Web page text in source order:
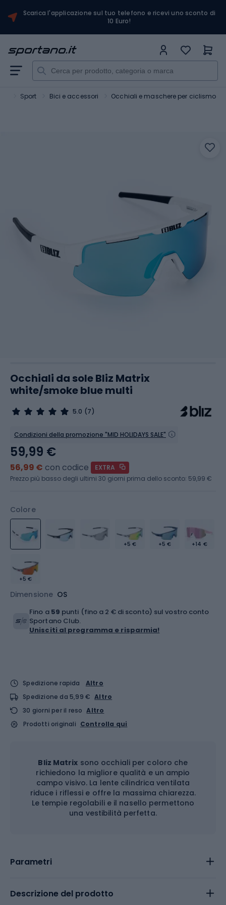
Scarica l'applicazione sul tuo telefono e ricevi uno sconto di
10 Euro!
Sport Bici e accessori Occhiali e maschere per ciclismo
Occhiali da sole Bliz Matrix
white/smoke blue multi
5.0 (7)
Condizioni della promozione "MID HOLIDAYS SALE"
Colore
+5 € +5 € +14 €
+5 €
Dimensione OS
59,99 €
56,99 € con codice
EXTRA
Prezzo più basso degli ultimi 30 giorni prima dello sconto: 59,99 €
Fino a 59 punti (fino a 2 € di sconto) sul vostro conto
Sportano Club.
Unisciti al programma e risparmia!
Spedizione rapida
Altro
Spedizione da 5,99 € Altro
30 giorni per il reso Altro
Prodotti originali Controlla qui
Bliz Matrix sono occhiali per coloro che
richiedono la migliore qualità e un ampio
campo visivo. La lente cilindrica ventilata
riduce i riflessi e offre la massima chiarezza.
Le tempie regolabili e il nasello permettono
una vestibilità perfetta.
Parametri
Descrizione del prodotto